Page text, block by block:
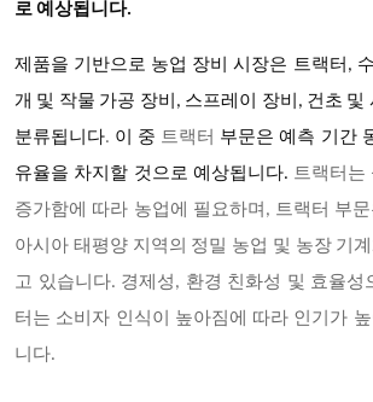
로 예상됩니다.
제품을 기반으로 농업 장비 시장은 트랙터,
개 및 작물 가공 장비, 스프레이 장비, 건초 및
분류됩니다. 이 중 트랙터 부문은 예측 기간
유율을 차지할 것으로 예상됩니다. 트랙터는
증가함에 따라 농업에 필요하며, 트랙터 부
아시아 태평양 지역의 정밀 농업 및 농장 기
고 있습니다. 경제성, 환경 친화성 및 효율성
터는 소비자 인식이 높아짐에 따라 인기가
니다.